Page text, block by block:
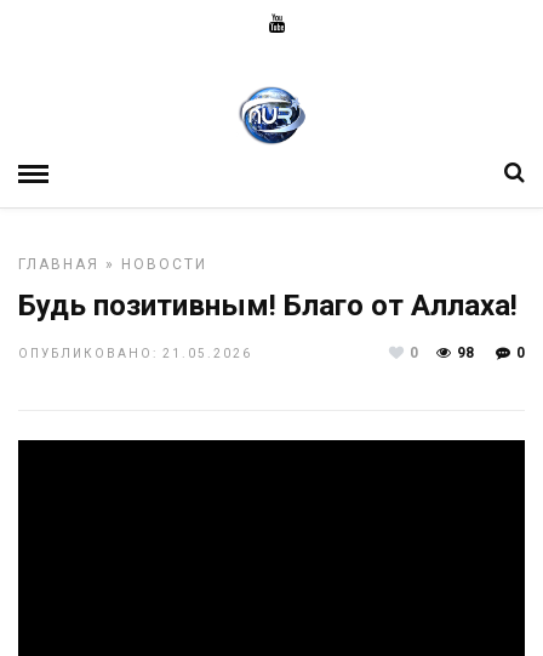
ГЛАВНАЯ » НОВОСТИ
Будь позитивным! Благо от Аллаха!
ОПУБЛИКОВАНО: 21.05.2026 0
98
0